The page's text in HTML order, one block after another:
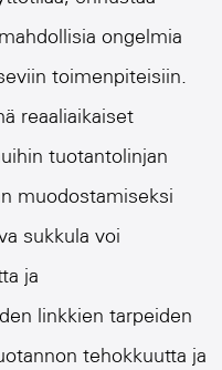
ongelmia
toimenpiteisiin.
reaaliaikaiset
tuotantolinjan
muodostamiseksi
sukkula voi
ja
linkkien tarpeiden
tehokkuutta ja